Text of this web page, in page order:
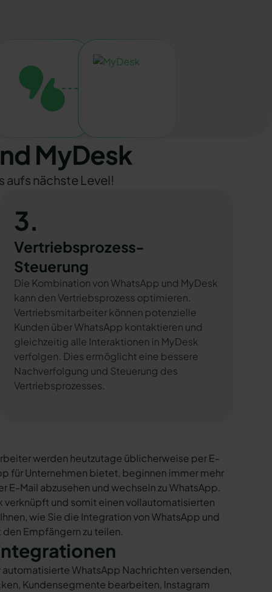
MyDesk
aufs nächste Level!
3.
Vertriebsprozess-
Steuerung
Die Kombination von WhatsApp und MyDesk
kann den Vertriebsprozess optimieren.
Vertriebsmitarbeiter können potenzielle
Kunden über WhatsApp kontaktieren und
gleichzeitig alle Interaktionen in MyDesk
verfolgen. Dies ermöglicht eine bessere
Nachverfolgung und Steuerung des
Vertriebsprozesses.
werden heutzutage üblicherweise per E-
für Unternehmen bietet, beginnen immer mehr
Mail abzusehen und wechseln zu WhatsApp.
und somit einen vollautomatisierten
wie Sie die Integration von WhatsApp und
Empfängern zu teilen.
WhatsApp Nachrichten versenden,
Kundensegmente bearbeiten, Instagram